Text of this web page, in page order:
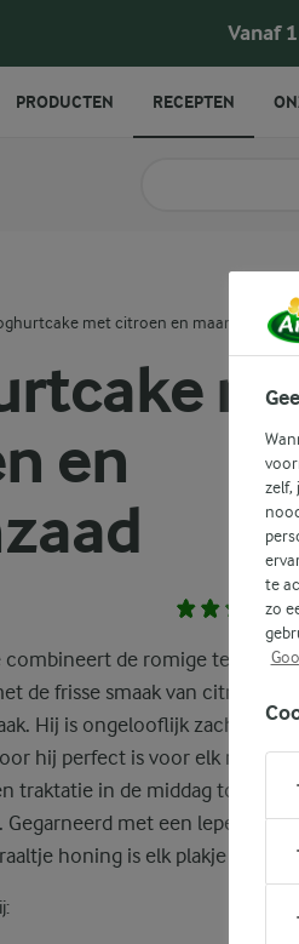
Vanaf
en
combineert de romige textuur
de frisse smaak van citroen tot
Hij is ongelooflijk zacht en
hij perfect is voor elk
traktatie in de middag tot een
Gegarneerd met een lepel
honing is elk plakje een
met citroen en maanzaad
PRODUCTEN RECEPTEN
zelf,
te
zo